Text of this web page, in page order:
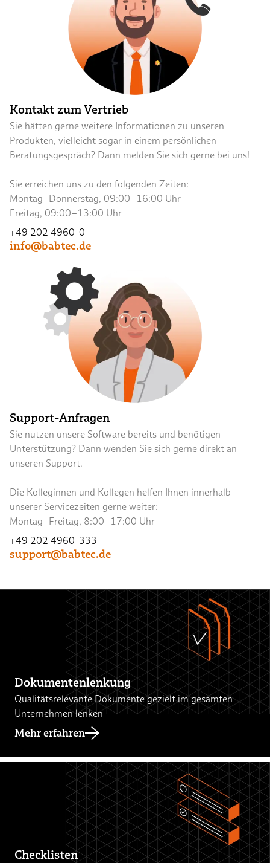
Kontakt zum Vertrieb
Sie hätten gerne weitere Informationen zu unseren
Produkten, vielleicht sogar in einem persönlichen
Beratungsgespräch? Dann melden Sie sich gerne bei uns!
Sie erreichen uns zu den folgenden Zeiten:
Montag–Donnerstag, 09:00–16:00 Uhr
Freitag, 09:00–13:00 Uhr
+49 202 4960-0
info@babtec.de
Support-Anfragen
Sie nutzen unsere Software bereits und benötigen
Unterstützung? Dann wenden Sie sich gerne direkt an
unseren Support.
Die Kolleginnen und Kollegen helfen Ihnen innerhalb
unserer Servicezeiten gerne weiter:
Montag–Freitag, 8:00–17:00 Uhr
+49 202 4960-333
support@babtec.de
Dokumentenlenkung
Qualitätsrelevante Dokumente gezielt im gesamten
Unternehmen lenken
Mehr erfahren
Checklisten